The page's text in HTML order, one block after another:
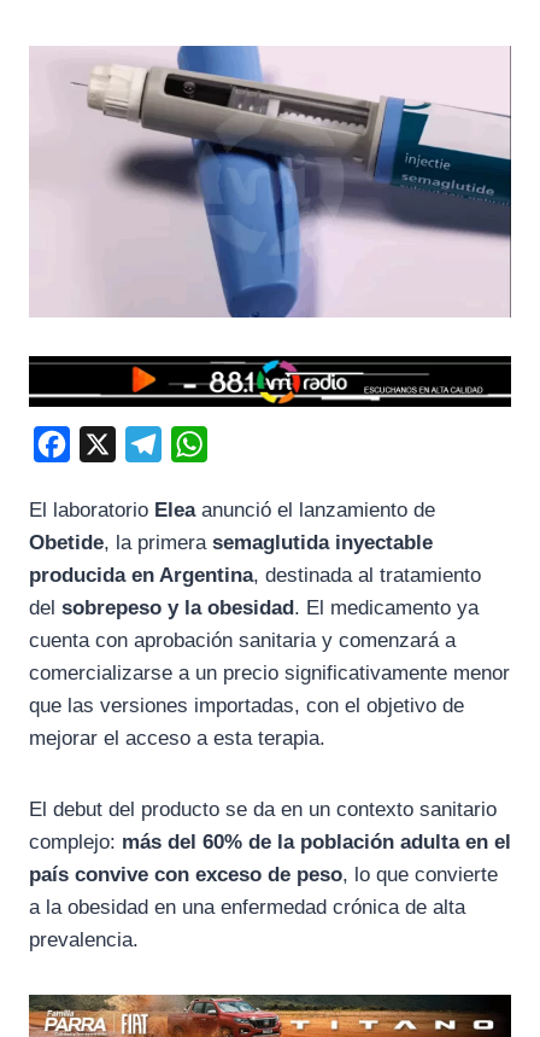
c
e
b
k
l
e
g
m
a
s
p
El laboratorio Eleaanunció el lanzamiento de
Obetide, la primera semaglutida inyectable
producida en Argentina, destinada al tratamiento
del sobrepeso y la obesidad. El medicamento ya
cuenta con aprobación sanitaria y comenzará a
comercializarse a un precio significativamente menor
que las versiones importadas, con el objetivo de
mejorar el acceso a esta terapia.
El debut del producto se da en un contexto sanitario
complejo: más del 60% de la población adulta en el
país convive con exceso de peso, lo que convierte
a la obesidad en una enfermedad crónica de alta
prevalencia.